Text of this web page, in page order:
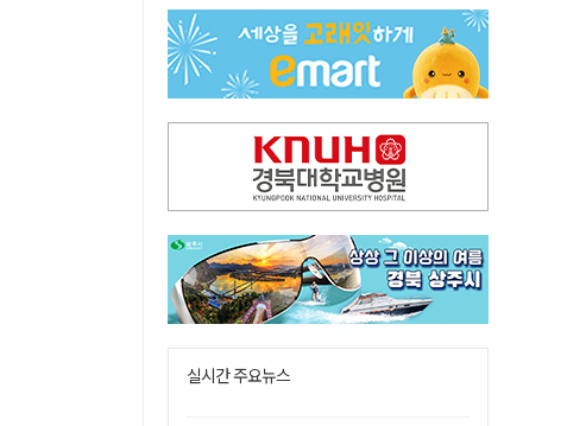
[인사]경상북도
"김용민, 흑백논리로 세상 보는 듯" 검찰 내부서 지탄
포항에 6천억원 규모 AI 데이터센터 들어선다
실시간 주요뉴스